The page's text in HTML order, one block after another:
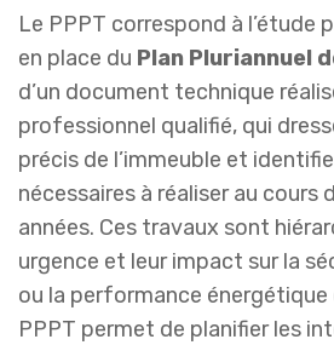
Le PPPT correspond à l’étude
en place du Plan Pluriannuel
d’un document technique
professionnel qualifié, qui
précis de l’immeuble et
nécessaires à réaliser au cours
années. Ces travaux sont
urgence et leur impact sur la
ou la performance
PPPT permet de planifier les